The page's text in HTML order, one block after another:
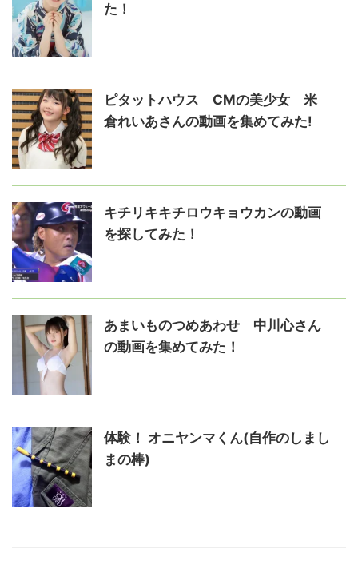
た！
ピタットハウス CMの美少女 米
倉れいあさんの動画を集めてみた!
キチリキキチロウキョウカンの動画
を探してみた！
あまいものつめあわせ 中川心さん
の動画を集めてみた！
体験！ オニヤンマくん(自作のしまし
まの棒)